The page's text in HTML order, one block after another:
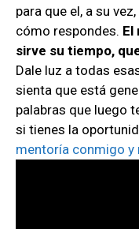
para que el, a su
cómo respondes. El
sirve su tiempo,
Dale luz a todas
sienta que está
palabras que luego
si tienes la
mentoría conmigo